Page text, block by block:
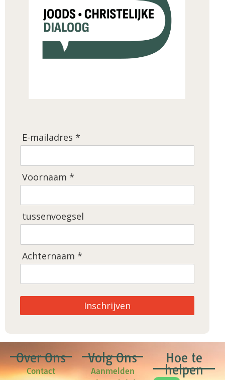
E-mailadres *
Voornaam *
tussenvoegsel
Achternaam *
Inschrijven
Over Ons
Contact
Volg Ons
Aanmelden
Hoe te
helpen